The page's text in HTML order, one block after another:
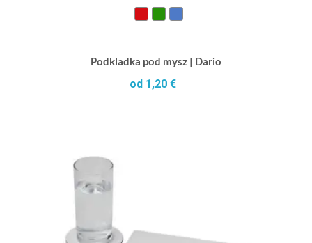
Podkladka pod mysz | Dario
od 1,20 €